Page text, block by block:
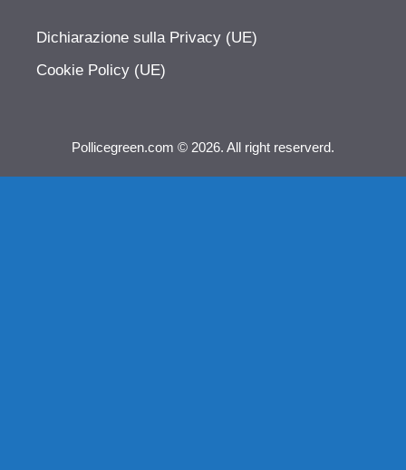
Dichiarazione sulla Privacy (UE)
Cookie Policy (UE)
Pollicegreen.com © 2026. All right reserverd.